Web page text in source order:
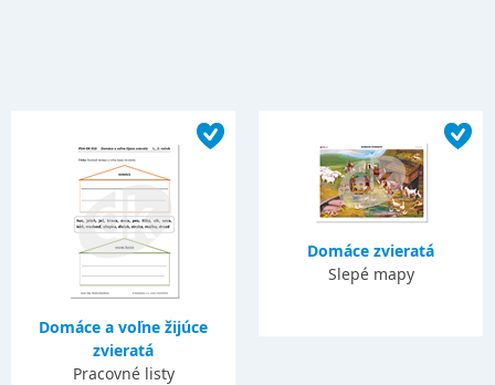
Domáce a voľne žijúce
zvieratá
Pracovné listy
Domáce zvieratá
Slepé mapy